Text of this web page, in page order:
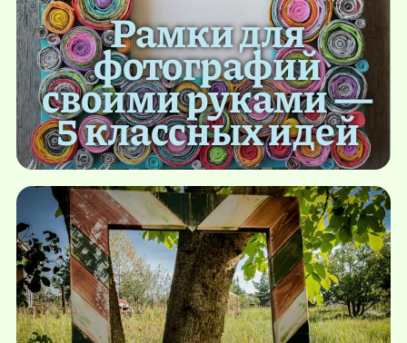
Рамки для
фотографий
своими руками —
5 классных идей